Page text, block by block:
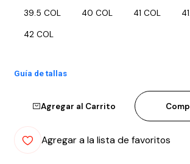
39.5 COL 40 COL 41 COL
42 COL
Guía de tallas
Agregar al Carrito
Agregar a la lista de favoritos